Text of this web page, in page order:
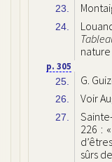
23.
24.
p. 305
25. G.
26. Voir
27.
226 :
sûrs